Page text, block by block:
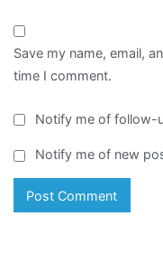
Save my name, email,
time I comment.
Notify me of follow-
Notify me of new